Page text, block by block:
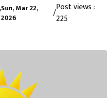
Sun, Mar 22,
2026
/Post views :
225